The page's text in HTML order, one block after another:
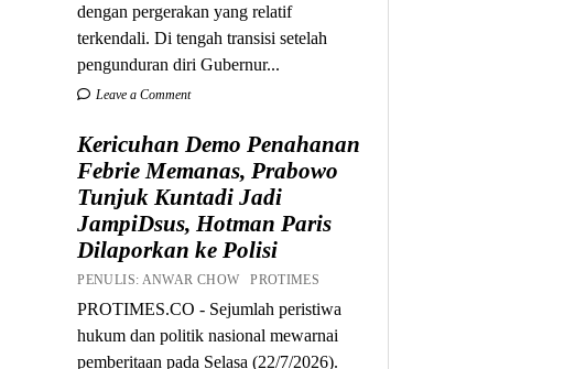
dengan pergerakan yang relatif
terkendali. Di tengah transisi setelah
pengunduran diri Gubernur...
Leave a Comment
Kericuhan Demo Penahanan
Febrie Memanas, Prabowo
Tunjuk Kuntadi Jadi
JampiDsus, Hotman Paris
Dilaporkan ke Polisi
PENULIS: ANWAR CHOW PROTIMES
PROTIMES.CO - Sejumlah peristiwa
hukum dan politik nasional mewarnai
pemberitaan pada Selasa (22/7/2026).